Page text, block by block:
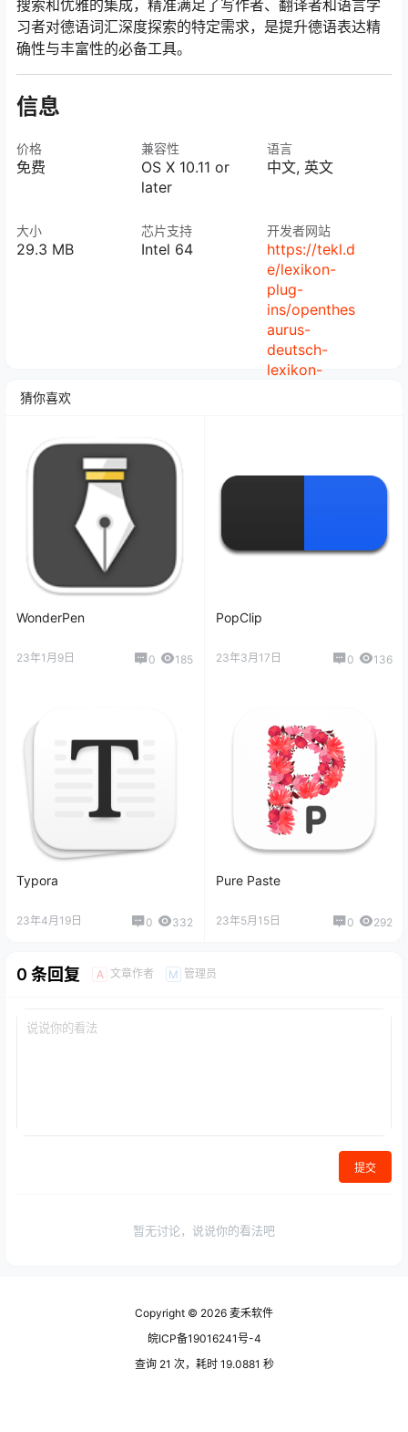
搜索和优雅的集成，精准满足了写作者、翻译者和语言学
习者对德语词汇深度探索的特定需求，是提升德语表达精
确性与丰富性的必备工具。
信息
价格
免费
大小
29.3 MB
兼容性
OS X 10.11 or
later
芯片支持
Intel 64
语言
中文, 英文
开发者网站
https://tekl.d
e/lexikon-
plug-
ins/openthes
aurus-
deutsch-
lexikon-
猜你喜欢
WonderPen
23年1月9日 0 185
PopClip
23年3月17日 0 136
Typora
23年4月19日 0 332
Pure Paste
23年5月15日 0 292
0 条回复 A 文章作者 M 管理员
提交
暂无讨论，说说你的看法吧
Copyright © 2026 麦禾软件
皖ICP备19016241号-4
查询 21 次，耗时 19.0881 秒